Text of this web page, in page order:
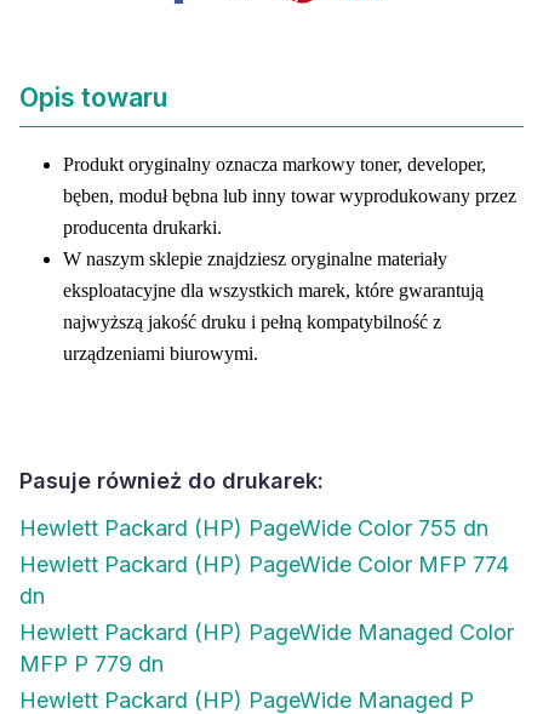
Opis towaru
Produkt oryginalny oznacza markowy toner, developer,
bęben, moduł bębna lub inny towar wyprodukowany przez
producenta drukarki.
W naszym sklepie znajdziesz oryginalne materiały
eksploatacyjne dla wszystkich marek, które gwarantują
najwyższą jakość druku i pełną kompatybilność z
urządzeniami biurowymi.
Pasuje również do drukarek:
Hewlett Packard (HP) PageWide Color 755 dn
Hewlett Packard (HP) PageWide Color MFP 774
dn
Hewlett Packard (HP) PageWide Managed Color
MFP P 779 dn
Hewlett Packard (HP) PageWide Managed P